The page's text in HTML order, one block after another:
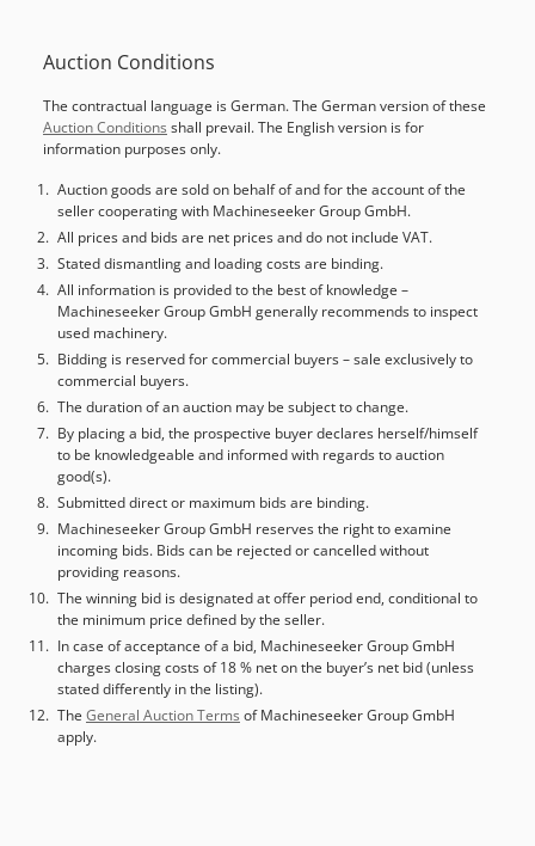
gereedschapsdiameter: 210 mm Crodpezf H Iisfx Ai Tef
Kantelbare spindel Freseenheid: 1 Aantal motoren: 1 De
machine wordt in de huidige staat en onder de geldende
wettelijke voorwaarden verkocht en geleverd (“zoals gezien
en in de staat waarin deze zich bevindt”), op basis van
fotodocumentatie en technische/commerciële documenten
met een beschrijvend karakter. De koper heeft het recht
om de goederen vóór de afhaling te inspecteren en is
verantwoordelijk voor de installatie, de veiligstelling en het
gebruik van de machine op de bestemming. Externe
referentie: 8577
Auction Conditions
The contractual language is German. The German version of these
Auction Conditions shall prevail. The English version is for
information purposes only.
Auction goods are sold on behalf of and for the account of the
seller cooperating with Machineseeker Group GmbH.
All prices and bids are net prices and do not include VAT.
Stated dismantling and loading costs are binding.
All information is provided to the best of knowledge –
Machineseeker Group GmbH generally recommends to inspect
used machinery.
Bidding is reserved for commercial buyers – sale exclusively to
commercial buyers.
The duration of an auction may be subject to change.
By placing a bid, the prospective buyer declares herself/himself
to be knowledgeable and informed with regards to auction
good(s).
Submitted direct or maximum bids are binding.
Machineseeker Group GmbH reserves the right to examine
incoming bids. Bids can be rejected or cancelled without
providing reasons.
The winning bid is designated at offer period end, conditional to
the minimum price defined by the seller.
In case of acceptance of a bid, Machineseeker Group GmbH
charges closing costs of 18 % net on the buyer’s net bid (unless
stated differently in the listing).
The General Auction Terms of Machineseeker Group GmbH
apply.